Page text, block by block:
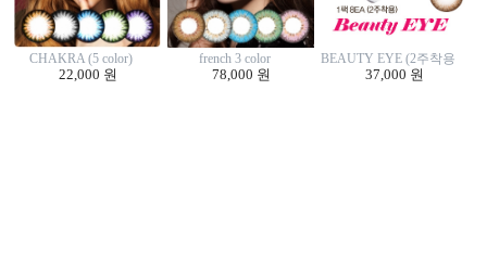
CHAKRA (5 color)
22,000 원
french 3 color
78,000 원
BEAUTY EYE (2주착용 8EA)
37,000 원